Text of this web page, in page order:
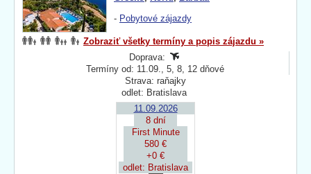
- Pobytové zájazdy
Zobraziť všetky termíny a popis zájazdu »
Doprava:
Termíny od: 11.09., 5, 8, 12 dňové
Strava: raňajky
odlet: Bratislava
11.09.2026
8 dní
First Minute
580 €
+0 €
odlet: Bratislava